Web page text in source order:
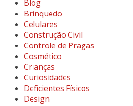
Blog
Brinquedo
Celulares
Construção Civil
Controle de Pragas
Cosmético
Crianças
Curiosidades
Deficientes Físicos
Design